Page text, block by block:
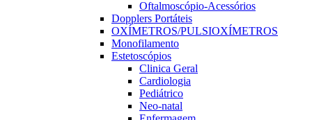
Oftalmoscópio-Acessórios
Dopplers Portáteis
OXÍMETROS/PULSIOXÍMETROS
Monofilamento
Estetoscópios
Clinica Geral
Cardiologia
Pediátrico
Neo-natal